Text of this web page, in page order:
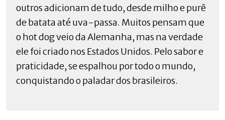
outros adicionam de tudo, desde milho e purê
de batata até uva-passa. Muitos pensam que
o hot dog veio da Alemanha, mas na verdade
ele foi criado nos Estados Unidos. Pelo sabor e
praticidade, se espalhou por todo o mundo,
conquistando o paladar dos brasileiros.